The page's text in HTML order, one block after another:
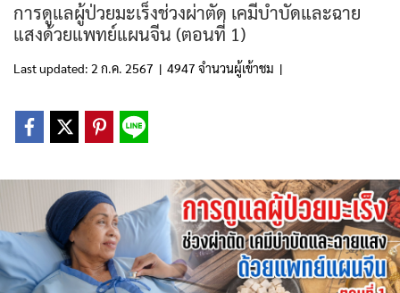
การดูแลผู้ป่วยมะเร็งช่วงผ่าตัด เคมีบำบัดและฉาย
แสงด้วยแพทย์แผนจีน (ตอนที่ 1)
Last updated: 2 ก.ค. 2567 | 4947 จำนวนผู้เข้าชม |